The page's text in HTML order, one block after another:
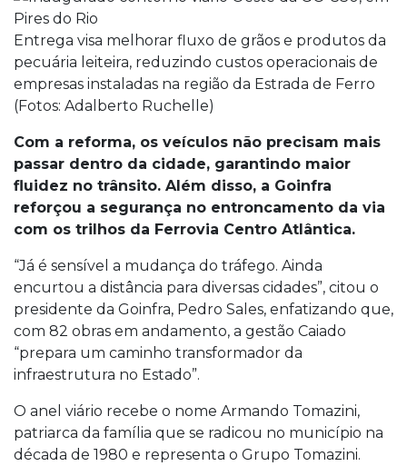
Entrega visa melhorar fluxo de grãos e produtos da
pecuária leiteira, reduzindo custos operacionais de
empresas instaladas na região da Estrada de Ferro
(Fotos: Adalberto Ruchelle)
Com a reforma, os veículos não precisam mais
passar dentro da cidade, garantindo maior
fluidez no trânsito. Além disso, a Goinfra
reforçou a segurança no entroncamento da via
com os trilhos da Ferrovia Centro Atlântica.
“Já é sensível a mudança do tráfego. Ainda
encurtou a distância para diversas cidades”, citou o
presidente da Goinfra, Pedro Sales, enfatizando que,
com 82 obras em andamento, a gestão Caiado
“prepara um caminho transformador da
infraestrutura no Estado”.
O anel viário recebe o nome Armando Tomazini,
patriarca da família que se radicou no município na
década de 1980 e representa o Grupo Tomazini.